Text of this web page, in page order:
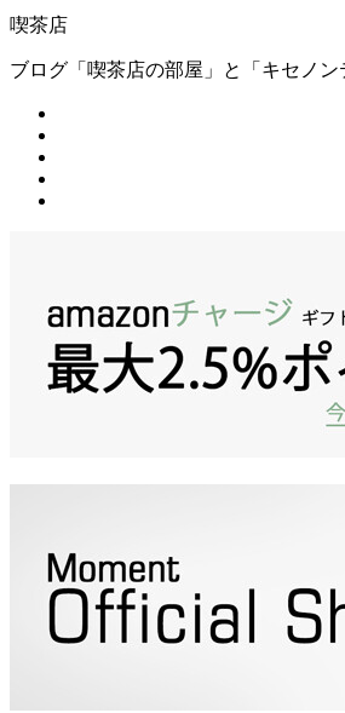
喫茶店
ブログ「喫茶店の部屋」と「キセノ